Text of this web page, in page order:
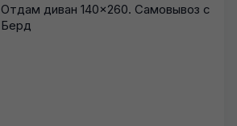
Отдам диван 140×260. Самовывоз с
Берд